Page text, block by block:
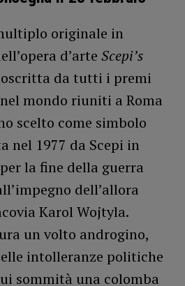
originale in
d’arte Scepi’s
da tutti i premi
mondo riuniti a Roma
scelto come simbolo
nel 1977 da Scepi in
la fine della guerra
dell’allora
Karol Wojtyla.
un volto androgino,
intolleranze politiche
sommità una colomba